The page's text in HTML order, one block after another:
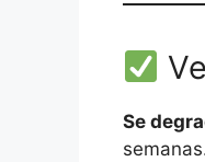
Se